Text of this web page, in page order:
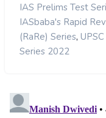
IAS Prelims Test
IASbaba's Rapid
(RaRe) Series,
Series 2022